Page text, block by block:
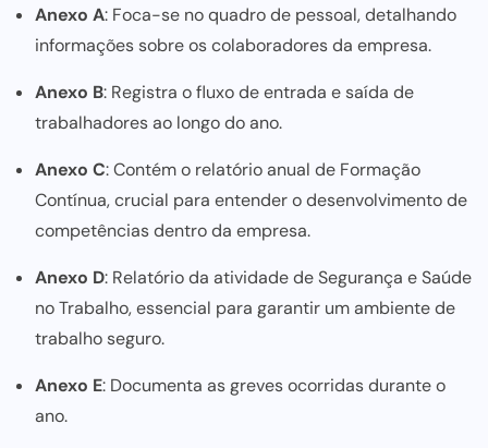
Anexo A: Foca-se no quadro de pessoal, detalhando
informações sobre os colaboradores da empresa.
Anexo B: Registra o fluxo de entrada e saída de
trabalhadores ao longo do ano.
Anexo C: Contém o relatório anual de Formação
Contínua, crucial para entender o desenvolvimento de
competências dentro da empresa.
Anexo D: Relatório da atividade de Segurança e Saúde
no Trabalho, essencial para garantir um ambiente de
trabalho seguro.
Anexo E: Documenta as greves ocorridas durante o
ano.